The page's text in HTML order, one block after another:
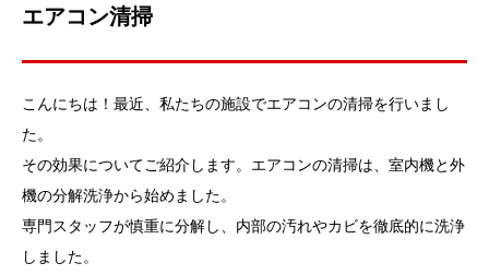
エアコン清掃
こんにちは！最近、私たちの施設でエアコンの清掃を行いまし
た。
その効果についてご紹介します。エアコンの清掃は、室内機と外
機の分解洗浄から始めました。
専門スタッフが慎重に分解し、内部の汚れやカビを徹底的に洗浄
しました。